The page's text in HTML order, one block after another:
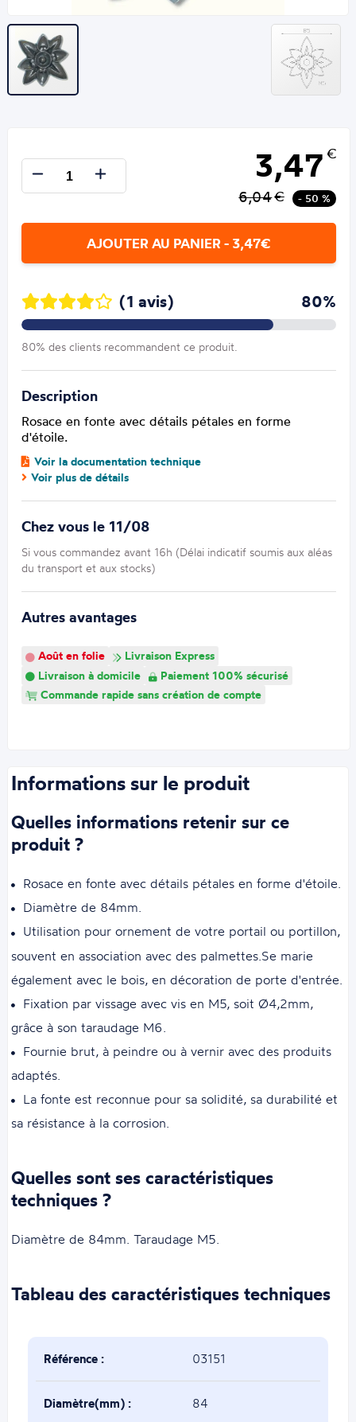
3,47 €
6,04€ - 50 %
AJOUTER AU PANIER - 3,47€
(1 avis) 80%
80% des clients recommandent ce produit.
Description
Rosace en fonte avec détails pétales en forme
d'étoile.
Voir la documentation technique
Voir plus de détails
Chez vous le 11/08
Si vous commandez avant 16h (Délai indicatif soumis aux aléas
du transport et aux stocks)
Autres avantages
Août en folie
Livraison Express
Livraison à domicile
Paiement 100% sécurisé
Commande rapide sans création de compte
Informations sur le produit
Quelles informations retenir sur ce
produit ?
Rosace en fonte avec détails pétales en forme d'étoile.
Diamètre de 84mm.
Utilisation pour ornement de votre portail ou portillon,
souvent en association avec des palmettes.Se marie
également avec le bois, en décoration de porte d'entrée.
Fixation par vissage avec vis en M5, soit Ø4,2mm,
grâce à son taraudage M6.
Fournie brut, à peindre ou à vernir avec des produits
adaptés.
La fonte est reconnue pour sa solidité, sa durabilité et
sa résistance à la corrosion.
Quelles sont ses caractéristiques
techniques ?
Diamètre de 84mm. Taraudage M5.
Tableau des caractéristiques techniques
Référence : 03151
Diamètre(mm) : 84